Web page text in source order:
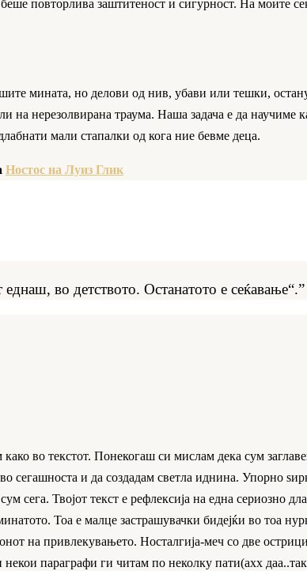
повторлива заштитеност и сигурност. На моите
мината, но делови од нив, убави или тешки,
на нерезолвирана траума. Наша задача е да
мали стапалки од кога ние бевме деца.
Ностос на Луиз Глик
во детството. Останатото е сеќавање“.”
како во текстот. Понекогаш си мислам дека сум
сегашноста и да создадам светла иднина. Упорно
сега. Твојот текст е рефлексија на една сериозно
Тоа е малце застрашувачки бидејќи во тоа
на привлекувањето. Носталгија-меч со две
параграфи ги читам по неколку пати(ахх